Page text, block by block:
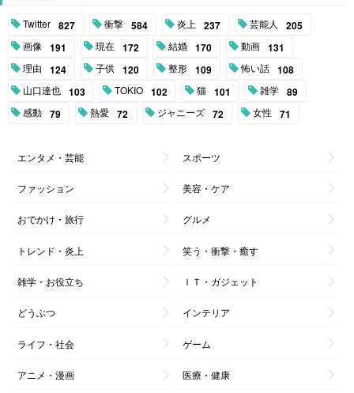
Twitter 827 衝撃 584 炎上 237 芸能人 205
画像 191 現在 172 結婚 170 動画 131
理由 124 子供 120 整形 109 怖い話 108
山口達也 103 TOKIO 102 猫 101 雑学 89
感動 79 熱愛 72 ジャニーズ 72 女性 71
エンタメ・芸能 スポーツ
ファッション 美容・ケア
おでかけ・旅行 グルメ
トレンド・炎上 笑う・衝撃・癒す
雑学・お役立ち ＩＴ・ガジェット
どうぶつ インテリア
ライフ・社会 ゲーム
アニメ・漫画 医療・健康